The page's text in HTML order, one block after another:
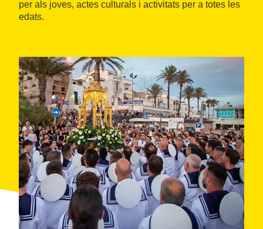
per als joves, actes culturals i activitats per a totes les
edats.